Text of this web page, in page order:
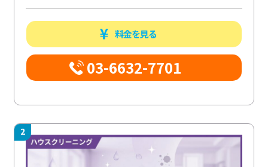
料金を見る
03-6632-7701
2